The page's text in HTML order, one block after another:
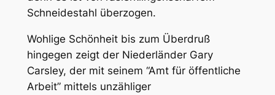
Schneidestahl überzogen.
Wohlige Schönheit bis zum Überdruß
hingegen zeigt der Niederländer Gary
Carsley, der mit seinem “Amt für öffentliche
Arbeit” mittels unzähliger